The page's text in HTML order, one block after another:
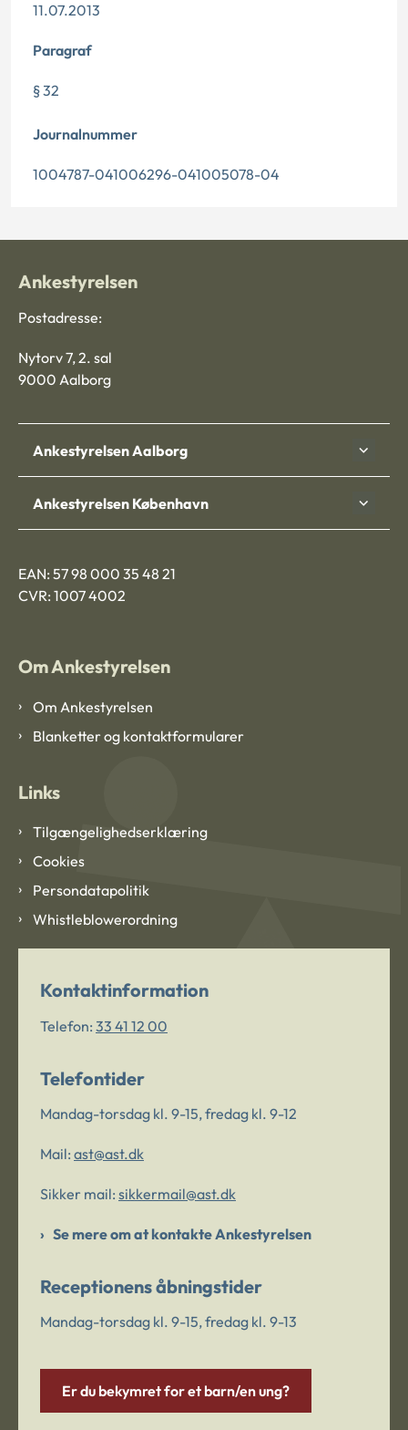
11.07.2013
Paragraf
§ 32
Journalnummer
1004787-041006296-041005078-04
Ankestyrelsen
Postadresse:
Nytorv 7, 2. sal
9000 Aalborg
Ankestyrelsen Aalborg
Ankestyrelsen København
EAN: 57 98 000 35 48 21
CVR: 1007 4002
Om Ankestyrelsen
Om Ankestyrelsen
Blanketter og kontaktformularer
Links
Tilgængelighedserklæring
Cookies
Persondatapolitik
Whistleblowerordning
Kontaktinformation
Telefon: 33 41 12 00
Telefontider
Mandag-torsdag kl. 9-15, fredag kl. 9-12
Mail: ast@ast.dk
Sikker mail: sikkermail@ast.dk
Se mere om at kontakte Ankestyrelsen
Receptionens åbningstider
Mandag-torsdag kl. 9-15, fredag kl. 9-13
Er du bekymret for et barn/en ung?